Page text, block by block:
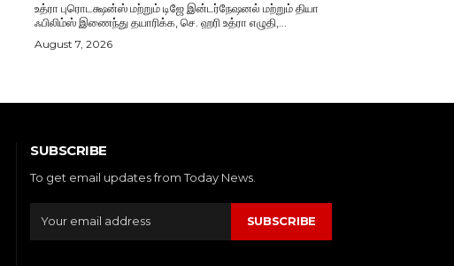
உத்ரா புரொடக்ஷன்ஸ் மற்றும் டிஜே இன்டர்நேஷனல் மற்றும் தியா
ஃபிலிம்ஸ் இணைந்து தயாரிக்க, செ. ஹரி உத்ரா எழுதி,...
August 7, 2026
SUBSCRIBE
To get email updates from Today News.
SUBSCRIBE